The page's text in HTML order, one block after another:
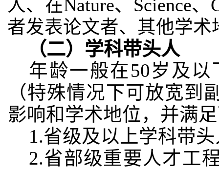
人、在Nature、Science
者发表论文者、其他学
（二） 学科带头人
年龄一般在50岁及
（特殊情况下可放宽到
影响和学术地位，并满
1.省级及以上学科带
2.省部级重要人才工